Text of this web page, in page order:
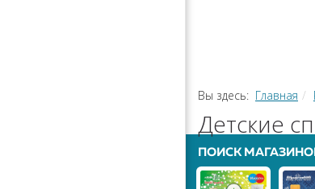
Вы здесь: Главная
Детские
ПОИСК